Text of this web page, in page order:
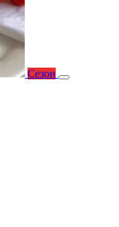
Сезон